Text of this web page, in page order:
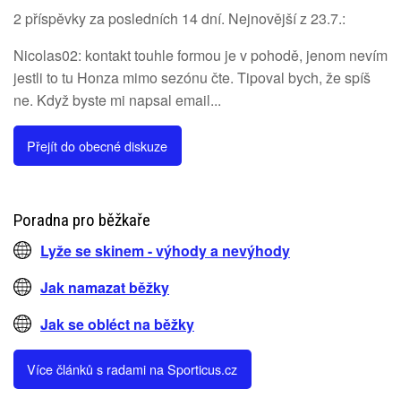
2 příspěvky za posledních 14 dní. Nejnovější z 23.7.:
Nicolas02: kontakt touhle formou je v pohodě, jenom nevím
jestli to tu Honza mimo sezónu čte. Tipoval bych, že spíš
ne. Když byste mi napsal email...
Přejít do obecné diskuze
Poradna pro běžkaře
Lyže se skinem - výhody a nevýhody
Jak namazat běžky
Jak se obléct na běžky
Více článků s radami na Sporticus.cz